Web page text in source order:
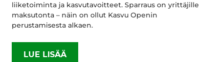
liiketoiminta ja kasvutavoitteet. Sparraus on yrittäjille
maksutonta – näin on ollut Kasvu Openin
perustamisesta alkaen.
LUE LISÄÄ